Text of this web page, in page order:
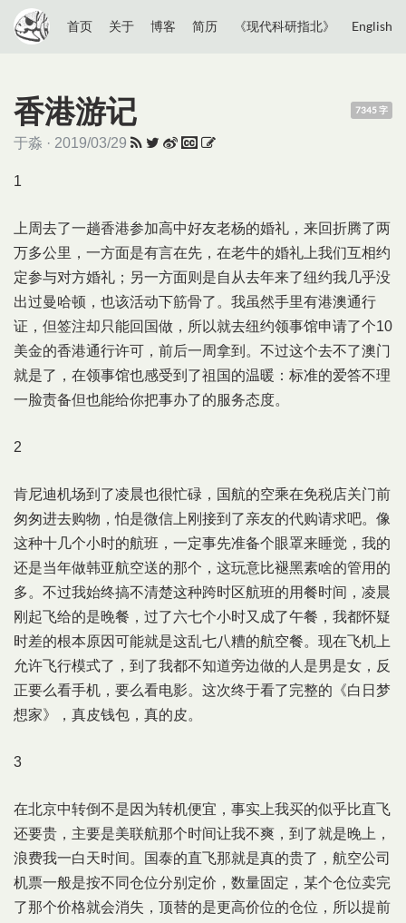
首页 关于 博客 简历 《现代科研指北》 English
7345 字
香港游记
于淼 · 2019/03/29
1
上周去了一趟香港参加高中好友老杨的婚礼，来回折腾了两
万多公里，一方面是有言在先，在老牛的婚礼上我们互相约
定参与对方婚礼；另一方面则是自从去年来了纽约我几乎没
出过曼哈顿，也该活动下筋骨了。我虽然手里有港澳通行
证，但签注却只能回国做，所以就去纽约领事馆申请了个10
美金的香港通行许可，前后一周拿到。不过这个去不了澳门
就是了，在领事馆也感受到了祖国的温暖：标准的爱答不理
一脸责备但也能给你把事办了的服务态度。
2
肯尼迪机场到了凌晨也很忙碌，国航的空乘在免税店关门前
匆匆进去购物，怕是微信上刚接到了亲友的代购请求吧。像
这种十几个小时的航班，一定事先准备个眼罩来睡觉，我的
还是当年做韩亚航空送的那个，这玩意比褪黑素啥的管用的
多。不过我始终搞不清楚这种跨时区航班的用餐时间，凌晨
刚起飞给的是晚餐，过了六七个小时又成了午餐，我都怀疑
时差的根本原因可能就是这乱七八糟的航空餐。现在飞机上
允许飞行模式了，到了我都不知道旁边做的人是男是女，反
正要么看手机，要么看电影。这次终于看了完整的《白日梦
想家》，真皮钱包，真的皮。
3
在北京中转倒不是因为转机便宜，事实上我买的似乎比直飞
还要贵，主要是美联航那个时间让我不爽，到了就是晚上，
浪费我一白天时间。国泰的直飞那就是真的贵了，航空公司
机票一般是按不同仓位分别定价，数量固定，某个仓位卖完
了那个价格就会消失，顶替的是更高价位的仓位，所以提前